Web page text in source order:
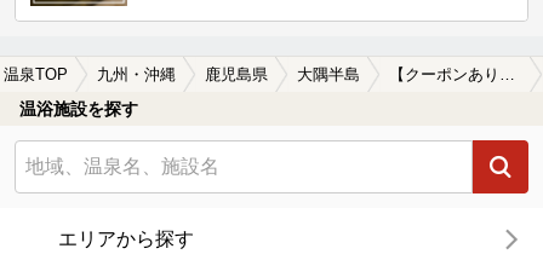
温泉TOP 九州・沖縄 鹿児島県 大隅半島 【クーポンあり】冷え性に効能がある大隅半島の温泉、日帰り温泉、スーパー銭湯おすすめ
温浴施設を探す
エリアから探す